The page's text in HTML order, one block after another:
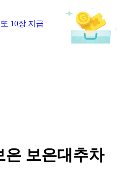
10장 지급
은 보은대추차